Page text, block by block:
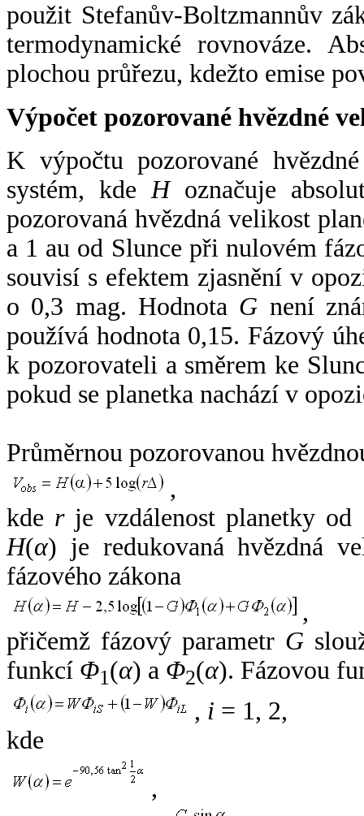
použit Stefanův-Boltzmannův
termodynamické rovnováze.
plochou průřezu, kdežto emise
Výpočet pozorované hvězdné
K výpočtu pozorované
systém, kde Hoznačuje
pozorovaná hvězdná velikost
a 1 au od Slunce při nulovém
souvisí s efektem zjasnění v
o 0,3 mag. Hodnota G není
používá hodnota 0,15. Fázový
k pozorovateli a směrem ke
pokud se planetka nachází v
Průměrnou pozorovanou
,
kde rje vzdálenost planetky od
H(α) je redukovaná hvězdná
fázového zákona
,
přičemž fázový parametr G
funkcí Φ1(α) a Φ2(α). Fázovou
, i = 1, 2,
kde
,